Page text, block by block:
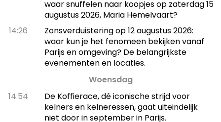
waar snuffelen naar koopjes op zaterdag 15
augustus 2026, Maria Hemelvaart?
14:26
Zonsverduistering op 12 augustus 2026:
waar kun je het fenomeen bekijken vanaf
Parijs en omgeving? De belangrijkste
evenementen en locaties.
Woensdag
14:54
De Koffierace, dé iconische strijd voor
kelners en kelneressen, gaat uiteindelijk
niet door in september in Parijs.